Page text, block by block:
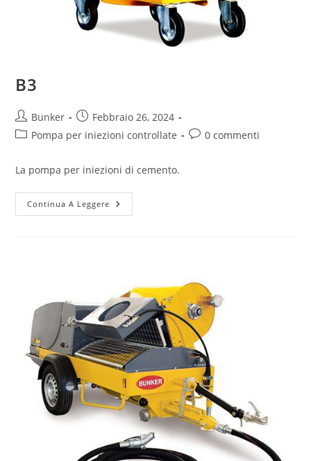
B3
Bunker
Febbraio 26, 2024
Pompa per iniezioni controllate
0 commenti
La pompa per iniezioni di cemento.
Continua A Leggere